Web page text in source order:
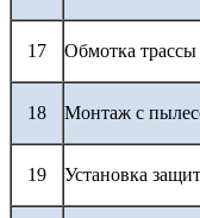
17 Обмотка трассы
18 Монтаж с
19 Установка